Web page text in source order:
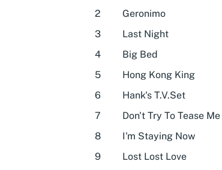
2
Geronimo
3
Last Night
4
Big Bed
5
Hong Kong King
6
Hank's T.V.Set
7
Don't Try To Tease Me
8
I'm Staying Now
9
Lost Lost Love